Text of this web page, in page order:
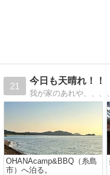
21
今日も天晴れ！！
我が家のあれや、、、
OHANAcamp&BBQ（糸島
市）へ泊る。